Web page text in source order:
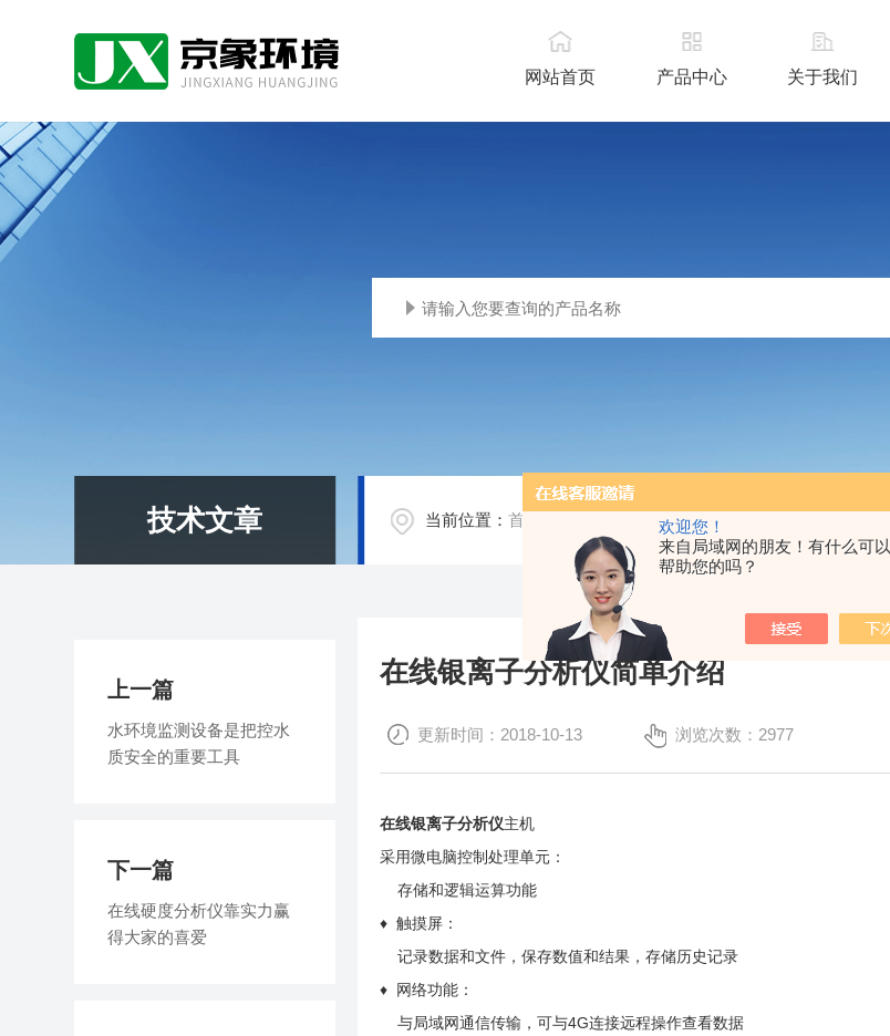
欢迎您！
来自局域网的朋友！有什么可以
帮助您的吗？
网站首页 产品中心 关于我们
技术文章 当前位置：首页 / 在线银离子分析仪简单介绍
在线银离子分析仪简单介绍
更新时间：2018-10-13 浏览次数：2977
在线银离子分析仪主机
采用微电脑控制处理单元：
存储和逻辑运算功能
♦ 触摸屏：
记录数据和文件，保存数值和结果，存储历史记录
♦ 网络功能：
与局域网通信传输，可与4G连接远程操作查看数据
上一篇
水环境监测设备是把控水
质安全的重要工具
下一篇
在线硬度分析仪靠实力赢
得大家的喜爱